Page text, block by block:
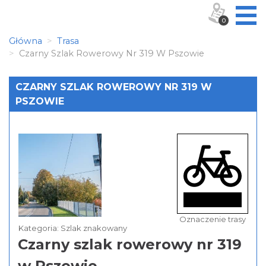
Główna
Trasa
Czarny Szlak Rowerowy Nr 319 W Pszowie
CZARNY SZLAK ROWEROWY NR 319 W
PSZOWIE
Kategoria: Szlak znakowany
Czarny szlak rowerowy nr 319
Oznaczenie trasy
0